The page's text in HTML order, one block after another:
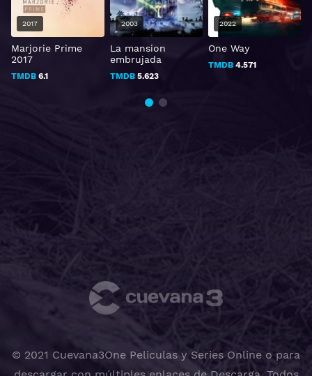
Marjorie Prime
2017
TMDB 6.1
2017
La mansion
embrujada
TMDB5.623
2003
One Way
TMDB4.571
2022
© 2021 Cuevana3One Peliculas y Series Online o para